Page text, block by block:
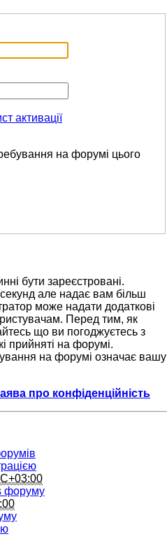
активації
на форумі цього
бути зареєстровані.
але надає вам більш
може надати додаткові
Перед тим, як
що ви погоджуєтесь з
прийняті на форумі.
на форумі означає вашу
про конфіденційність
форуму